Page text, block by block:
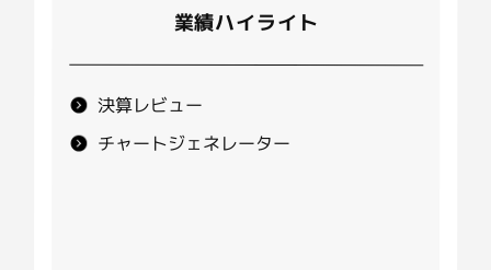
業績ハイライト
決算レビュー
チャートジェネレーター